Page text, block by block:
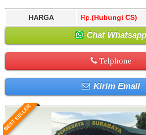
HARGA Rp. (Hubungi CS)
Chat Whatsapp
Telphone
Kirim Email
BEST SELLER